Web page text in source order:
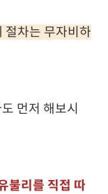
절차는 무자비하
먼저 해보시
불리를 직접 따